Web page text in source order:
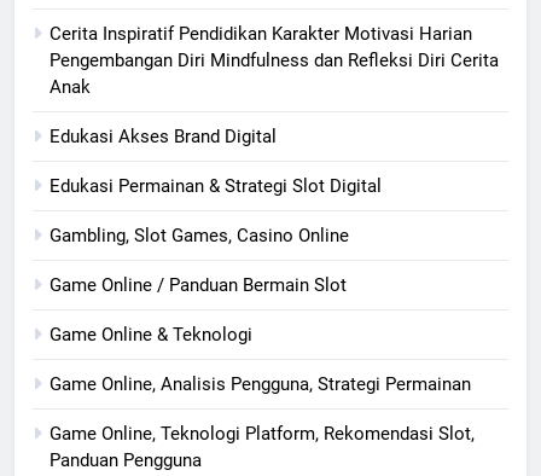
Cerita Inspiratif Pendidikan Karakter Motivasi Harian
Pengembangan Diri Mindfulness dan Refleksi Diri Cerita
Anak
Edukasi Akses Brand Digital
Edukasi Permainan & Strategi Slot Digital
Gambling, Slot Games, Casino Online
Game Online / Panduan Bermain Slot
Game Online & Teknologi
Game Online, Analisis Pengguna, Strategi Permainan
Game Online, Teknologi Platform, Rekomendasi Slot,
Panduan Pengguna